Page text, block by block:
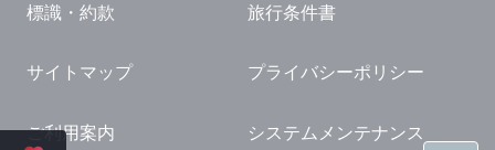
国内観光ガイド
旅行・観光情報
標識・約款 旅行条件書
サイトマップ プライバシーポリシー
ご利用案内 システムメンテナンス